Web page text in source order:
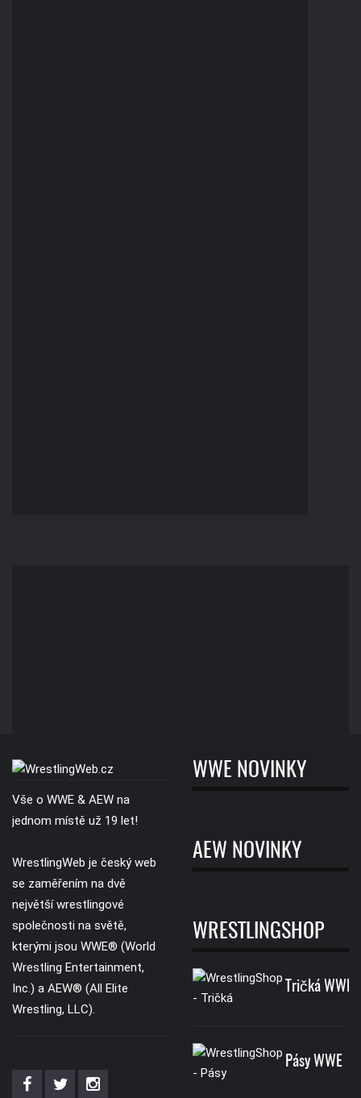
Vše o WWE & AEW na
jednom místě už 19 let!
WrestlingWeb je český web
se zaměřením na dvě
největší wrestlingové
společnosti na světě,
kterými jsou WWE® (World
Wrestling Entertainment,
Inc.) a AEW® (All Elite
Wrestling, LLC).
WWE NOVINKY
AEW NOVINKY
WRESTLINGSHOP
Tričká WWE
Pásy WWE